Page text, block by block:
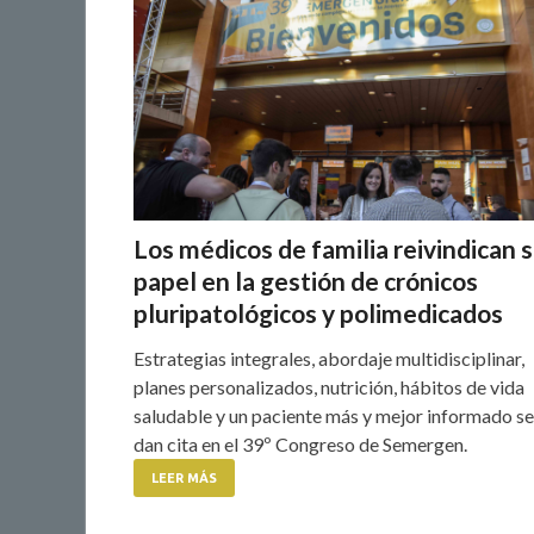
Los médicos de familia reivindican
papel en la gestión de crónicos
pluripatológicos y polimedicados
Estrategias integrales, abordaje multidisciplinar,
planes personalizados, nutrición, hábitos de vida
saludable y un paciente más y mejor informado se
dan cita en el 39º Congreso de Semergen.
LEER MÁS